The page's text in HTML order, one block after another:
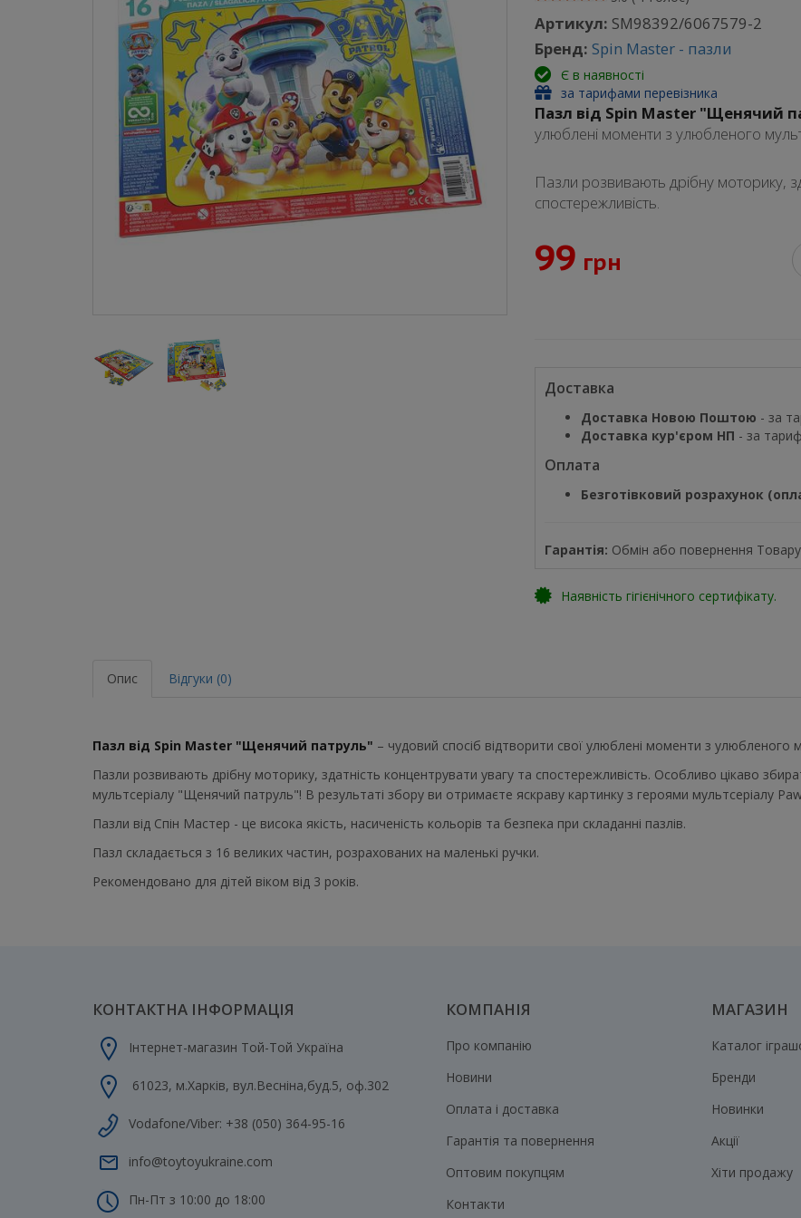
Артикул: SM98392/6067579-2
Бренд: Spin Master - пазли
Є в наявності
за тарифами перевізника
Пазл від Spin Master "Щенячий
улюблені моменти з улюбленого
Пазли розвивають дрібну моторику,
спостережливість.
99 грн
Доставка
Доставка Новою Поштою - за
Доставка кур'єром НП - за
Оплата
Безготівковий розрахунок
Гарантія: Обмін або повернення
Наявність гігієнічного сертифікату.
Опис Відгуки (0)
Пазл від Spin Master "Щенячий патруль" – чудовий спосіб відтворити свої улюблені моменти з улюбленого
Пазли розвивають дрібну моторику, здатність концентрувати увагу та спостережливість. Особливо цікаво
мультсеріалу "Щенячий патруль"! В результаті збору ви отримаєте яскраву картинку з героями мультсеріалу
Пазли від Спін Мастер - це висока якість, насиченість кольорів та безпека при складанні пазлів.
Пазл складається з 16 великих частин, розрахованих на маленькі ручки.
Рекомендовано для дітей віком від 3 років.
КОНТАКТНА ІНФОРМАЦІЯ
Інтернет-магазин Той-Той Україна
61023, м.Харків, вул.Весніна,буд.5, оф.302
Vodafone/Viber: +38 (050) 364-95-16
info@toytoyukraine.com
Пн-Пт з 10:00 до 18:00
КОМПАНІЯ
Про компанію
Новини
Оплата і доставка
Гарантія та повернення
Оптовим покупцям
Контакти
МАГАЗИН
Каталог
Бренди
Новинки
Акції
Хіти продажу